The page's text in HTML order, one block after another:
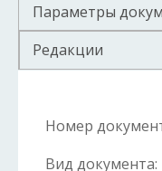
Параметры
Редакции
Номер
Вид документа: